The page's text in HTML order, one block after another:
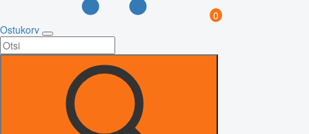
0
Ostukorv